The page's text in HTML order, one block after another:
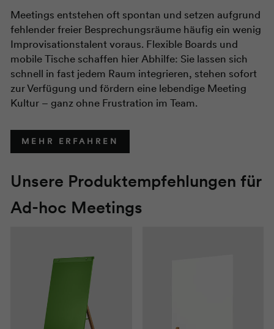
Meetings entstehen oft spontan und setzen aufgrund
fehlender freier Besprechungsräume häufig ein wenig
Improvisationstalent voraus. Flexible Boards und
mobile Tische schaffen hier Abhilfe: Sie lassen sich
schnell in fast jedem Raum integrieren, stehen sofort
zur Verfügung und fördern eine lebendige Meeting
Kultur – ganz ohne Frustration im Team.
MEHR ERFAHREN
Unsere Produktempfehlungen für
Ad-hoc Meetings